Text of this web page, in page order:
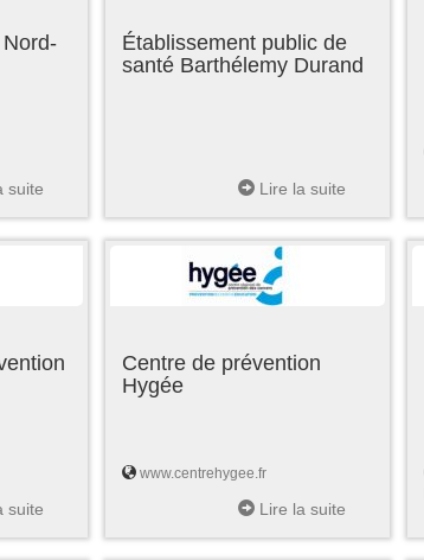
suite
Établissement public de
santé Barthélemy Durand
Lire la suite
suite
Centre de prévention
Hygée
www.centrehygee.fr
Lire la suite